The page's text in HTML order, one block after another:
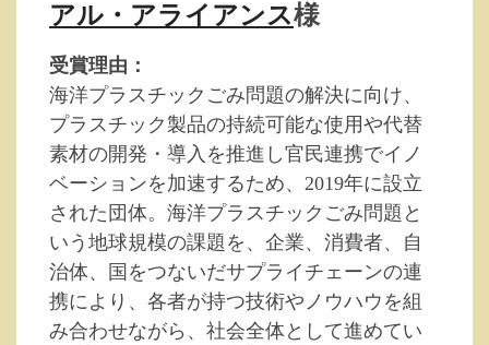
アル・アライアンス様
受賞理由：
海洋プラスチックごみ問題の解決に向け、
プラスチック製品の持続可能な使用や代替
素材の開発・導入を推進し官民連携でイノ
ベーションを加速するため、2019年に設立
された団体。海洋プラスチックごみ問題と
いう地球規模の課題を、企業、消費者、自
治体、国をつないだサプライチェーンの連
携により、各者が持つ技術やノウハウを組
み合わせながら、社会全体として進めてい